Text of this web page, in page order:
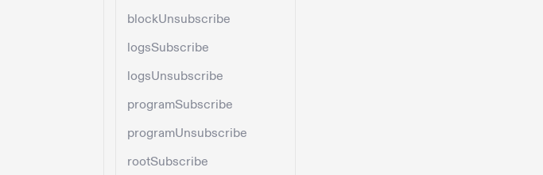
blockUnsubscribe
logsSubscribe
logsUnsubscribe
programSubscribe
programUnsubscribe
rootSubscribe